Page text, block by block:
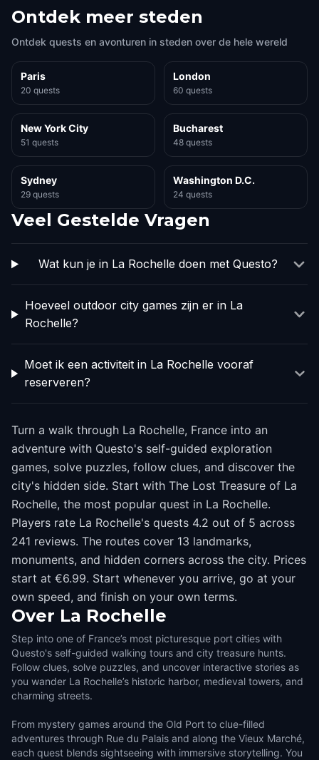
Ontdek meer steden
Ontdek quests en avonturen in steden over de hele wereld
Paris
20 quests
London
60 quests
New York City
51 quests
Bucharest
48 quests
Sydney
29 quests
Washington D.C.
24 quests
Veel Gestelde Vragen
Wat kun je in La Rochelle doen met Questo?
Hoeveel outdoor city games zijn er in La
Rochelle?
Moet ik een activiteit in La Rochelle vooraf
reserveren?
Turn a walk through La Rochelle, France into an
adventure with Questo's self-guided exploration
games, solve puzzles, follow clues, and discover the
city's hidden side. Start with The Lost Treasure of La
Rochelle, the most popular quest in La Rochelle.
Players rate La Rochelle's quests 4.2 out of 5 across
241 reviews. The routes cover 13 landmarks,
monuments, and hidden corners across the city. Prices
start at €6.99. Start whenever you arrive, go at your
own speed, and finish on your own terms.
Over La Rochelle
Step into one of France’s most picturesque port cities with
Questo's self-guided walking tours and city treasure hunts.
Follow clues, solve puzzles, and uncover interactive stories as
you wander La Rochelle’s historic harbor, medieval towers, and
charming streets.
From mystery games around the Old Port to clue-filled
adventures through Rue du Palais and along the Vieux Marché,
each quest blends sightseeing with immersive storytelling. You